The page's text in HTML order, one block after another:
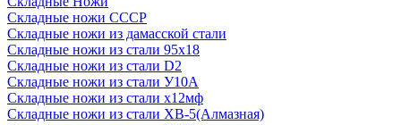
Cкладные ножи СССР
Складные ножи из дамасской стали
Складные ножи из стали 95х18
Складные ножи из стали D2
Складные ножи из стали У10А
Складные ножи из стали х12мф
Складные ножи из стали ХВ-5(Алмазная)